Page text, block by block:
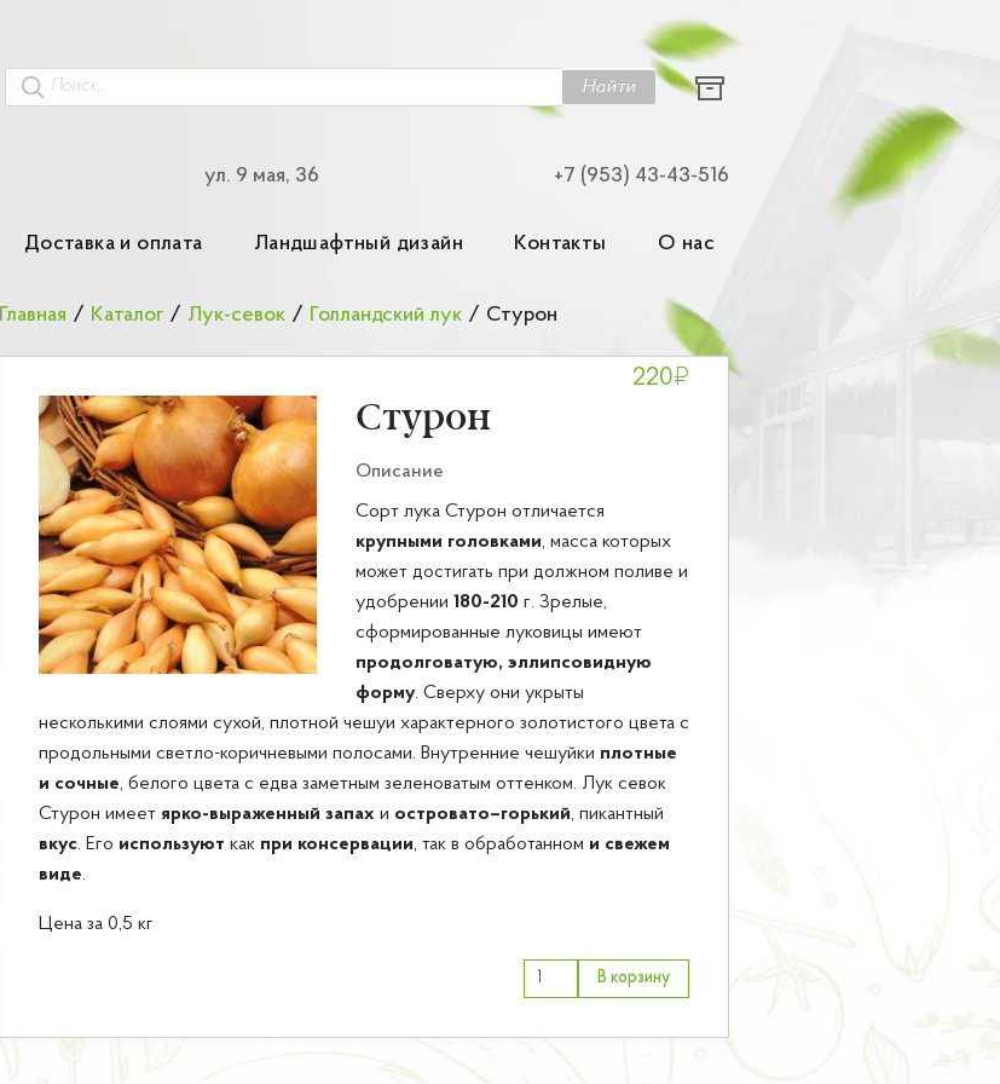
Найти
ул. 9 мая, 36 +7 (953) 43-43-516
Доставка и оплата Ландшафтный дизайн Контакты О нас
Главная / Каталог / Лук-севок / Голландский лук / Стурон
Стурон
220₽
Описание
Сорт лука Стурон отличается
крупными головками, масса которых
может достигать при должном поливе и
удобрении 180-210 г. Зрелые,
сформированные луковицы имеют
продолговатую, эллипсовидную
форму. Сверху они укрыты
несколькими слоями сухой, плотной чешуи характерного золотистого цвета с
продольными светло-коричневыми полосами. Внутренние чешуйки плотные
и сочные, белого цвета с едва заметным зеленоватым оттенком. Лук севок
Стурон имеет ярко-выраженный запах и островато–горький, пикантный
вкус. Его используют как при консервации, так в обработанном и свежем
виде.
Цена за 0,5 кг
В корзину